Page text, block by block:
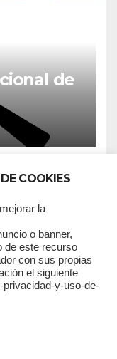
de
COOKIES
la
o banner,
de este recurso
con sus propias
el siguiente
y-uso-de-